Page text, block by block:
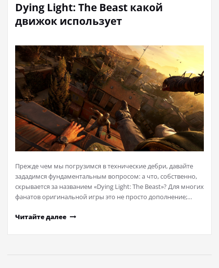
Dying Light: The Beast какой
движок использует
Прежде чем мы погрузимся в технические дебри, давайте
зададимся фундаментальным вопросом: а что, собственно,
скрывается за названием «Dying Light: The Beast»? Для многих
фанатов оригинальной игры это не просто дополнение;…
Читайте далее